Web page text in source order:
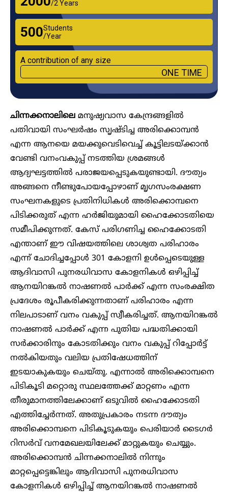
/2 Years
₹500Students
/Year
A contribution of any size
ONE TIME
ചിന്നക്കനാലിലെ മനുഷ്യവാസ കേന്ദ്രങ്ങളിൽ
പതിവായി സംഘർഷം സൃഷ്ടിച്ച അരിക്കൊമ്പൻ
എന്ന ആനയെ മയക്കുവെടിവെച്ച് കൂട്ടിലടയ്ക്കാൻ
വേണ്ടി വനംവകുപ്പ് നടത്തിയ ശ്രമങ്ങൾ
ആദ്യഘട്ടത്തിൽ പരാജയപ്പെടുകയുണ്ടായി. ദൗത്യം
അങ്ങനെ നീണ്ടുപോയപ്പോഴാണ് മൃഗസംരക്ഷണ
സംഘനകളുടെ പ്രതിനിധികൾ അരിക്കൊമ്പനെ
പിടിക്കരുത് എന്ന ഹർജിയുമായി ഹൈക്കോടതിയെ
സമീപിക്കുന്നത്. കേസ് പരിഗണിച്ച ഹൈക്കോടതി
എന്താണ് ഈ വിഷയത്തിലെ ശാശ്വത പരിഹാരം
എന്ന് ചോദിച്ചപ്പോൾ 301 കോളനി ഉൾപ്പെടെയുള്ള
ആദിവാസി പുനരധിവാസ കോളനികൾ ഒഴിപ്പിച്ച്
ആനയിറങ്കൽ നാഷണൽ പാർക്ക് എന്ന സംരക്ഷിത
പ്രദേശം രൂപീകരിക്കുന്നതാണ് പരിഹാരം എന്ന
നിലപാടാണ് വനം വകുപ്പ് സ്വീകരിച്ചത്. ആനയിറങ്കൽ
നാഷണൽ പാർക്ക് എന്ന പുതിയ പദ്ധതിക്കായി
സർക്കാരിനും കോടതിക്കും വനം വകുപ്പ് റിപ്പോർട്ട്
നൽകിയതും വലിയ പ്രതിഷേധത്തിന്
ഇടയാകുകയും ചെയ്തു. എന്നാൽ അരിക്കൊമ്പനെ
പിടികൂടി മറ്റൊരു സ്ഥലത്തേക്ക് മാറ്റണം എന്ന
തീരുമാനത്തിലേക്കാണ് ഒടുവിൽ ഹൈക്കോടതി
എത്തിച്ചേർന്നത്. അതുപ്രകാരം നടന്ന ദൗത്യം
അരിക്കൊമ്പനെ പിടികൂടുകയും പെരിയാർ ടൈഗർ
റിസർവ് വനമേഖലയിലേക്ക് മാറ്റുകയും ചെയ്യും.
അരിക്കൊമ്പൻ ചിന്നക്കനാലിൽ നിന്നും
മാറ്റപ്പെട്ടെങ്കിലും ആദിവാസി പുനരധിവാസ
കോളനികൾ ഒഴിപ്പിച്ച് ആനയിറങ്കൽ നാഷണൽ